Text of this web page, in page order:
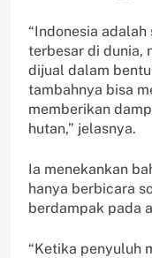
“Indonesia
terbesar di dunia,
dijual dalam
tambahnya bisa
memberikan
hutan,” jelasnya.
Ia menekankan
hanya berbicara
berdampak pada
“Ketika penyuluh